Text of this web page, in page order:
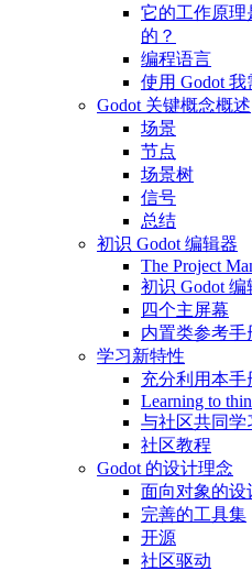
它的工作原理
的？
编程语言
使用 Godot
Godot 关键概念概述
场景
节点
场景树
信号
总结
初识 Godot 编辑器
The Project
初识 Godot 编
四个主屏幕
内置类参考手
学习新特性
充分利用本手
Learning to
与社区共同学
社区教程
Godot 的设计理念
面向对象的设
完善的工具集
开源
社区驱动